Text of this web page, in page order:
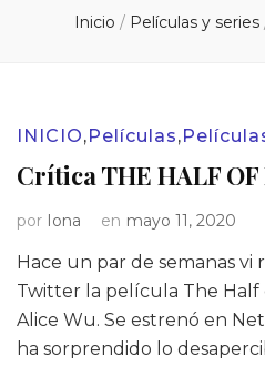
Inicio / Películas y series
INICIO,Películas,
Crítica THE HALF
por Iona en mayo 11, 2020
Hace un par de semanas
Twitter la película The Half
Alice Wu. Se estrenó en
ha sorprendido lo